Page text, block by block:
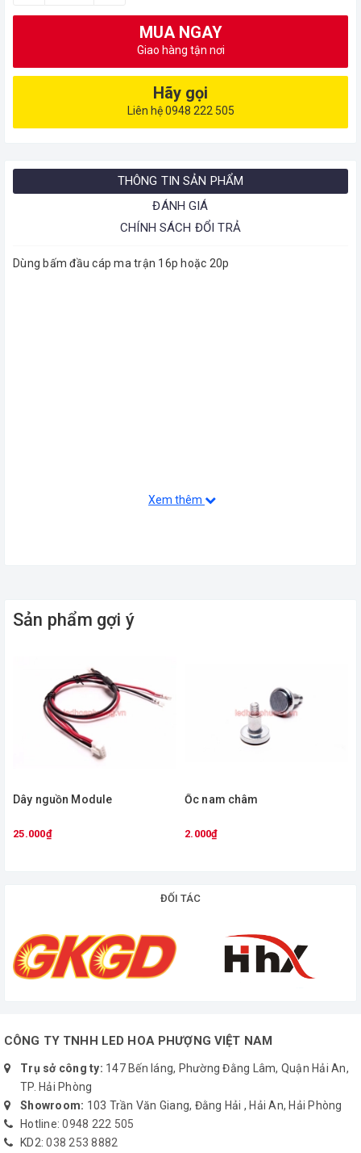
MUA NGAY
Giao hàng tận nơi
Hãy gọi
Liên hệ 0948 222 505
THÔNG TIN SẢN PHẨM
ĐÁNH GIÁ
CHÍNH SÁCH ĐỔI TRẢ
Dùng bấm đầu cáp ma trận 16p hoặc 20p
Xem thêm
Sản phẩm gợi ý
Dây nguồn Module
25.000₫
Ốc nam châm
2.000₫
ĐỐI TÁC
CÔNG TY TNHH LED HOA PHƯỢNG VIỆT NAM
Trụ sở công ty: 147 Bến láng, Phường Đằng Lâm, Quận Hải An,
TP. Hải Phòng
Showroom: 103 Trần Văn Giang, Đằng Hải , Hải An, Hải Phòng
Hotline:0948 222 505
KD2:038 253 8882